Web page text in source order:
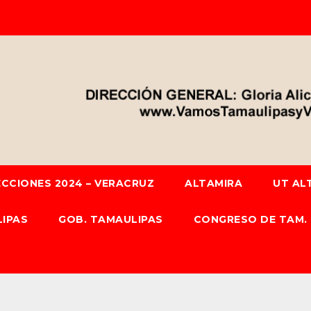
2024 – VERACRUZ ALTAMIRA UT
GOB. TAMAULIPAS CONGRESO DE TAM.